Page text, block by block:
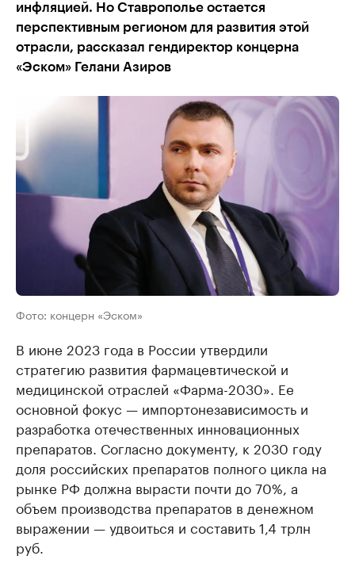
инфляцией. Но Ставрополье остается
перспективным регионом для развития этой
отрасли, рассказал гендиректор концерна
«Эском» Гелани Азиров
Фото: концерн «Эском»
В июне 2023 года в России утвердили
стратегию развития фармацевтической и
медицинской отраслей «Фарма-2030». Ее
основной фокус — импортонезависимость и
разработка отечественных инновационных
препаратов. Согласно документу, к 2030 году
доля российских препаратов полного цикла на
рынке РФ должна вырасти почти до 70%, а
объем производства препаратов в денежном
выражении — удвоиться и составить 1,4 трлн
руб.